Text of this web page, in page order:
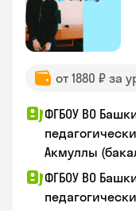
от 1880 ₽ за
ФГБОУ ВО
Акмуллы
ФГБОУ ВО